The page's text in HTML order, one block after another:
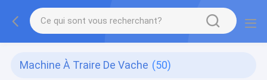
Machine À Traire De Vache (50)